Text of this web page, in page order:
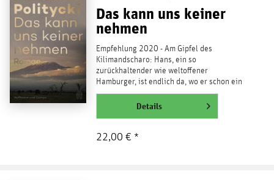
Das kann uns keiner
nehmen
Empfehlung 2020 - Am Gipfel des
Kilimandscharo: Hans, ein so
zurückhaltender wie weltoﬀener
Hamburger, ist endlich da, wo er schon ein
halbes Leben lang hinwollte. Hier, auf
weiterlesen
Details
22,00 € *